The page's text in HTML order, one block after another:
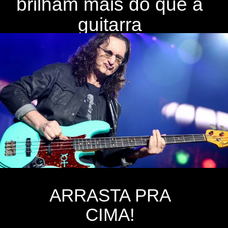
brilham mais do que a
guitarra
ARRASTA PRA
CIMA!